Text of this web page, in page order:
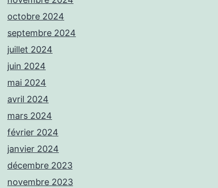
octobre 2024
septembre 2024
juillet 2024
juin 2024
mai 2024
avril 2024
mars 2024
février 2024
janvier 2024
décembre 2023
novembre 2023